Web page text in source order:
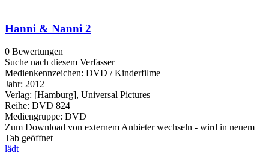
Hanni & Nanni 2
0 Bewertungen
Suche nach diesem Verfasser
Medienkennzeichen: DVD / Kinderfilme
Jahr: 2012
Verlag: [Hamburg], Universal Pictures
Reihe: DVD 824
Mediengruppe: DVD
Zum Download von externem Anbieter wechseln - wird in neuem
Tab geöffnet
lädt